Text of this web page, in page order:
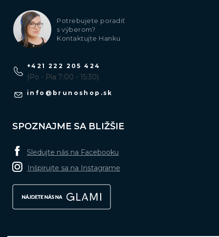
Potrebujete poradiť
s výberom?
Kontaktujte Hanku
info @ brunoshop.sk
+421 222 205 424
(Po - Pia 7:00 - 15:30)
SPOZNAJME SA BLIŽŠIE
Sledujte nás na Facebooku
Inšpirujte sa na Instagrame